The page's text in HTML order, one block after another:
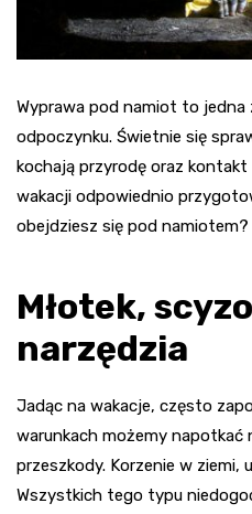
Wyprawa pod namiot to
odpoczynku. Świetnie się
kochają przyrodę oraz
wakacji odpowiednio
obejdziesz się pod namiotem?
Młotek,
narzędzia
Jadąc na wakacje, często
warunkach możemy napotkać
przeszkody. Korzenie w ziemi,
Wszystkich tego typu